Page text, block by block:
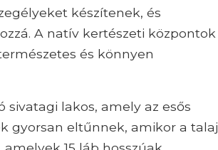
készítenek, és
A natív kertészeti központok
és könnyen
sivatagi lakos, amely az esős
gyorsan eltűnnek, amikor a talaj